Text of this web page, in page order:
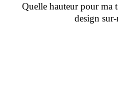
Quelle hauteur pour ma
design sur-